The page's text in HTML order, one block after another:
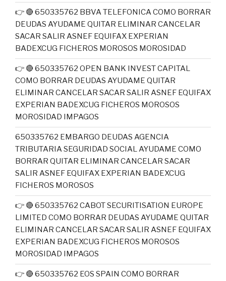
👉 🔴 650335762 BBVA TELEFONICA COMO BORRAR
DEUDAS AYUDAME QUITAR ELIMINAR CANCELAR
SACAR SALIR ASNEF EQUIFAX EXPERIAN
BADEXCUG FICHEROS MOROSOS MOROSIDAD
👉 🔴 650335762 OPEN BANK INVEST CAPITAL
COMO BORRAR DEUDAS AYUDAME QUITAR
ELIMINAR CANCELAR SACAR SALIR ASNEF EQUIFAX
EXPERIAN BADEXCUG FICHEROS MOROSOS
MOROSIDAD IMPAGOS
650335762 EMBARGO DEUDAS AGENCIA
TRIBUTARIA SEGURIDAD SOCIAL AYUDAME COMO
BORRAR QUITAR ELIMINAR CANCELAR SACAR
SALIR ASNEF EQUIFAX EXPERIAN BADEXCUG
FICHEROS MOROSOS
👉 🔴 650335762 CABOT SECURITISATION EUROPE
LIMITED COMO BORRAR DEUDAS AYUDAME QUITAR
ELIMINAR CANCELAR SACAR SALIR ASNEF EQUIFAX
EXPERIAN BADEXCUG FICHEROS MOROSOS
MOROSIDAD IMPAGOS
👉 🔴 650335762 EOS SPAIN COMO BORRAR